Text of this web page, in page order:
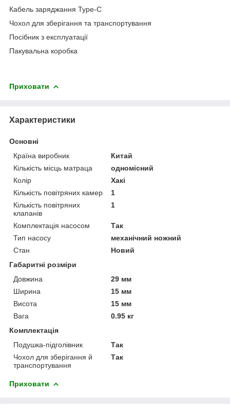
Кабель заряджання Type-C
Чохол для зберігання та транспортування
Посібник з експлуатації
Пакувальна коробка
Приховати
Характеристики
Основні
Країна виробник
Китай
Кількість місць матраца
одномісний
Колір
Хакі
Кількість повітряних камер
1
Кількість повітряних
клапанів
1
Комплектація насосом
Так
Тип насосу
механічний ножний
Стан
Новий
Габаритні розміри
Довжина
29 мм
Ширина
15 мм
Висота
15 мм
Вага
0.95 кг
Комплектація
Подушка-підголівник
Так
Чохол для зберігання й
транспортування
Так
Приховати